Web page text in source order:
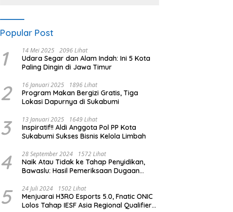
Popular Post
1 14 Mei 2025 2096 Lihat
Udara Segar dan Alam Indah: Ini 5 Kota
Paling Dingin di Jawa Timur
2 16 Januari 2025 1896 Lihat
Program Makan Bergizi Gratis, Tiga
Lokasi Dapurnya di Sukabumi
3 13 Januari 2025 1649 Lihat
Inspiratif!! Aldi Anggota Pol PP Kota
Sukabumi Sukses Bisnis Kelola Limbah
4 28 September 2024 1572 Lihat
Naik Atau Tidak ke Tahap Penyidikan,
Bawaslu: Hasil Pemeriksaan Dugaan
5 24 Juli 2024 1502 Lihat
Menjuarai H3RO Esports 5.0, Fnatic ONIC
Lolos Tahap IESF Asia Regional Qualifier